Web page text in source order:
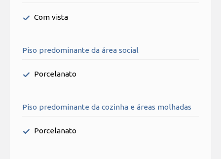
Com vista
Piso predominante da área social
Porcelanato
Piso predominante da cozinha e áreas molhadas
Porcelanato